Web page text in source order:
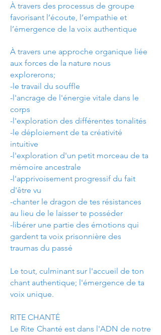
À travers des processus de groupe
favorisant l’écoute, l’empathie et
l’émergence de la voix authentique
À travers une approche organique liée
aux forces de la nature nous
explorerons;​
-le travail du souffle
-l'ancrage de l'énergie vitale dans le
corps
-l'exploration des différentes tonalités
-le déploiement de ta créativité
intuitive
-l'exploration d'un petit morceau de ta
mémoire ancestrale
-l'apprivoisement progressif du fait
d'être vu
-chanter le dragon de tes résistances
au lieu de le laisser te posséder
-libérer une partie des émotions qui
gardent ta voix prisonnière des
traumas du passé
Le tout, culminant sur l'accueil de ton
chant authentique; l'émergence de ta
voix unique.
RITE CHANTÉ
Le Rite Chanté est dans l'ADN de notre